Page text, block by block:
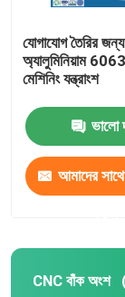
যোগাযোগ তৈরির জন্য
অ্যালুমিনিয়াম
মেশিনিং যন্ত্রাংশ
ভালো
আমাদের
CNC বাঁক অংশ